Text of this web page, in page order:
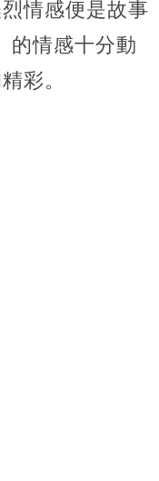
情感便是故事
的情感十分動
彩。